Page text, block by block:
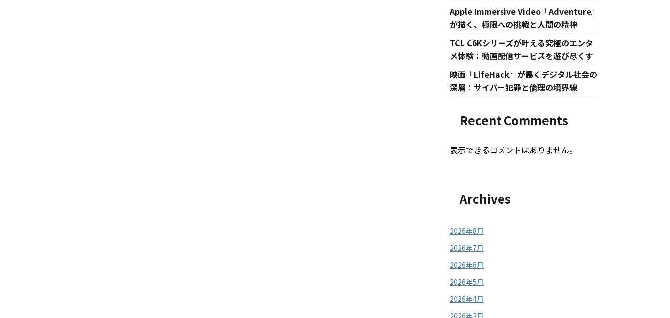
Apple Immersive Video『Adventure』
が描く、極限への挑戦と人間の精神
TCL C6Kシリーズが叶える究極のエンタ
メ体験：動画配信サービスを遊び尽くす
映画『LifeHack』が暴くデジタル社会の
深層：サイバー犯罪と倫理の境界線
Recent Comments
表示できるコメントはありません。
Archives
2026年8月
2026年7月
2026年6月
2026年5月
2026年4月
2026年3月